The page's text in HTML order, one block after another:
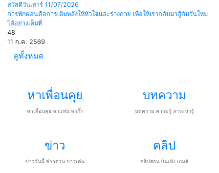
สวัสดีวันเสาร์ 11/07/2026
การพักผ่อนคือการเติมพลังให้หัวใจและร่างกาย เพื่อให้เรากลับมาสู้กับวันใหม่
ได้อย่างเต็มที่
48
11 ก.ค. 2569
ดูทั้งหมด
หาเพื่อนคุย
หาเพื่อนคุย หาแฟน หากิ๊ก
บทความ
บทความ ความรู้ สาระน่ารู้
ข่าว
ข่าววันนี้ ข่าวด่วน ข่าวเด่น
คลิป
คลิปสอน บันเทิง เกมส์